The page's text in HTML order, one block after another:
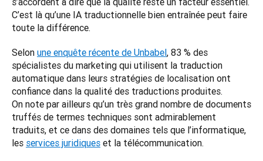
C’est là qu’une IA traductionnelle bien entraînée peut faire
toute la différence.
Selon une enquête récente de Unbabel, 83 % des
spécialistes du marketing qui utilisent la traduction
automatique dans leurs stratégies de localisation ont
confiance dans la qualité des traductions produites.
On note par ailleurs qu’un très grand nombre de documents
truffés de termes techniques sont admirablement
traduits, et ce dans des domaines tels que l’informatique,
les services juridiques et la télécommunication.